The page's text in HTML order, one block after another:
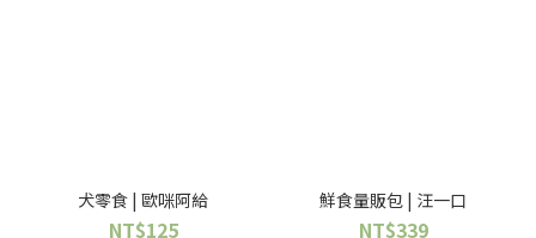
犬零食 | 歐咪阿給
NT$125
鮮食量販包 | 汪一口
NT$339